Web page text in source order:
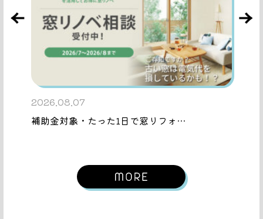
2026.08.07
補助金対象・たった1日で窓リフォ…